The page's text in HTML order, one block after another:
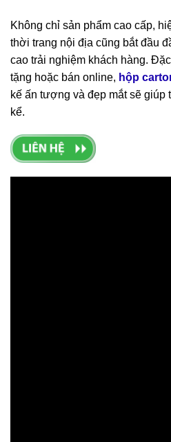
Không chỉ sản phẩm cao cấp,
thời trang nội địa cũng bắt đầu
cao trải nghiệm khách hàng.
tặng hoặc bán online, hộp
kế ấn tượng và đẹp mắt sẽ giúp
kể.